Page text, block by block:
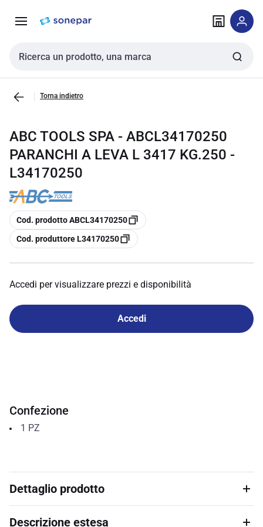
navigazione alla
Cerca input
Torna indietro
ABC TOOLS SPA - ABCL34170250
PARANCHI A LEVA L 3417 KG.250 -
L34170250
copia
Cod. prodotto ABCL34170250
copia
Cod. produttore L34170250
Accedi per visualizzare prezzi e disponibilità
Accedi
Confezione
1 PZ
Dettaglio prodotto
Descrizione estesa